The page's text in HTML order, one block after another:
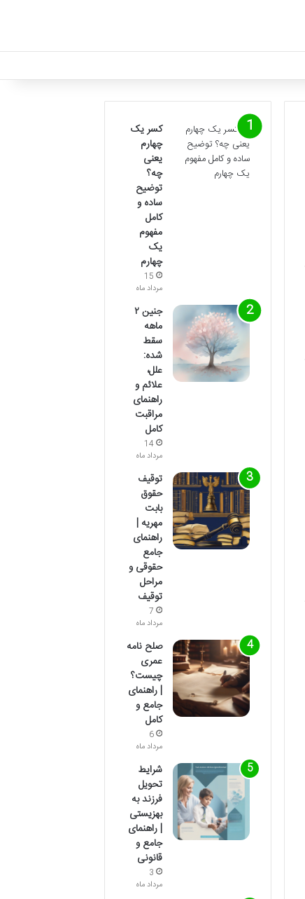
کسر یک
چهارم
یعنی
چه؟
توضیح
ساده و
کامل
مفهوم
یک
چهارم
15
مرداد ماه
جنین ۲
ماهه
سقط
شده:
علل،
علائم و
راهنمای
مراقبت
کامل
14
مرداد ماه
توقیف
حقوق
بابت
مهریه |
راهنمای
جامع
حقوقی و
مراحل
توقیف
7
مرداد ماه
صلح نامه
عمری
چیست؟
| راهنمای
جامع و
کامل
6
مرداد ماه
شرایط
تحویل
فرزند به
بهزیستی
| راهنمای
جامع و
قانونی
3
مرداد ماه